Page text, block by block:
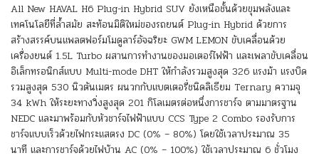
All New HAVAL H6 Plug-in Hybrid SUV ยังเหนือชั้นด้วยขุมพลังและ
เทคโนโลยีที่ล้ำสมัย สะท้อนมิติใหม่ของรถยนต์ Plug-in Hybrid ด้วยการ
สร้างสรรค์บนแพลตฟอร์มโมดูลาร์อัจฉริยะ GWM LEMON ขับเคลื่อนด้วย
เครื่องยนต์ 1.5L Turbo ผสานการทำงานของมอเตอร์ไฟฟ้า และเพลาขับเคลื่อน
อิเล็กทรอนิกส์แบบ Multi-mode DHT ให้กำลังรวมสูงสุด 326 แรงม้า แรงบิด
รวมสูงสุด 530 นิวตันเมตร ผนวกกับแบตเตอรี่ชนิดลิเธียม Ternary ความจุ
34 kWh ให้ระยะทางวิ่งสูงสุด 201 กิโลเมตรต่อหนึ่งการชาร์จ ตามมาตรฐาน
NEDC และมาพร้อมกับหัวชาร์จไฟฟ้าแบบ CCS Type 2 Combo รองรับการ
ชาร์จแบบเร็วด้วยไฟกระแสตรง DC (0% – 80%) โดยใช้เวลาประมาณ 35
นาที และการชาร์จด้วยไฟบ้าน AC (0% – 100%) ใช้เวลาประมาณ 6 ชั่วโมง